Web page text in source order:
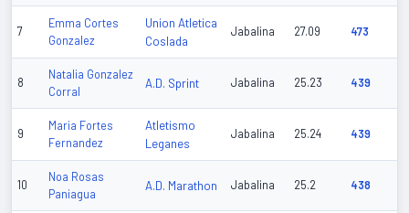
7
Emma Cortes
Gonzalez
Union Atletica
Coslada
Jabalina 27.09 473
8
Natalia Gonzalez
Corral
A.D. Sprint Jabalina 25.23 439
9
Maria Fortes
Fernandez
Atletismo
Leganes
Jabalina 25.24 439
10
Noa Rosas
Paniagua
A.D. Marathon Jabalina 25.2 438